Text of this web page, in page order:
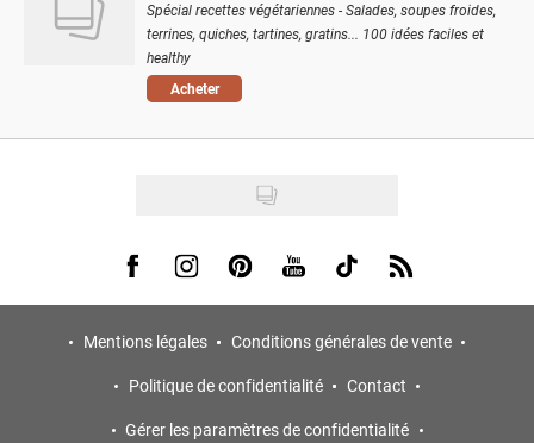
Spécial recettes végétariennes - Salades, soupes froides,
terrines, quiches, tartines, gratins... 100 idées faciles et
healthy
Acheter
Visit us on Facebook
Visit us on Instagram
Visit us on Pinterest
Visit us on Youtube
Visit us on Tiktok
Visit us on Rss
Mentions légales
Conditions générales de vente
Politique de confidentialité
Contact
Gérer les paramètres de confidentialité